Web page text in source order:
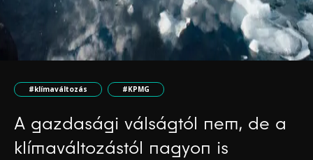
#klímaváltozás #KPMG
A gazdasági válságtól nem, de a
klímaváltozástól nagyon is